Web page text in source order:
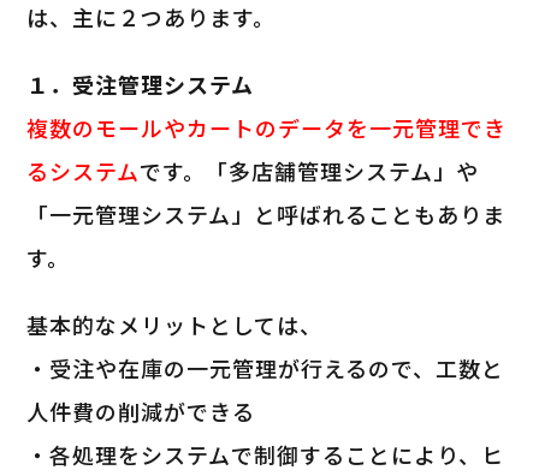
は、主に２つあります。
１．受注管理システム
複数のモールやカートのデータを一元管理でき
るシステムです。「多店舗管理システム」や
「一元管理システム」と呼ばれることもありま
す。
基本的なメリットとしては、
・受注や在庫の一元管理が行えるので、工数と
人件費の削減ができる
・各処理をシステムで制御することにより、ヒ